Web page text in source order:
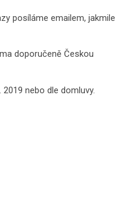
posíláme emailem, jakmile
doporučeně Českou
nebo dle domluvy.